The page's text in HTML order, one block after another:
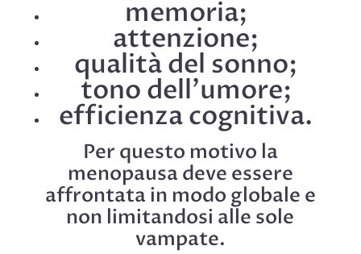
memoria;
attenzione;
qualità del sonno;
tono dell’umore;
efficienza cognitiva.
Per questo motivo la
menopausa deve essere
affrontata in modo globale e
non limitandosi alle sole
vampate.